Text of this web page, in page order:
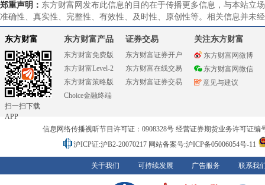
郑重声明： 东方财富网发布此信息的目的在于传播更多信息，与本站立
准确性、真实性、完整性、有效性、及时性、原创性等。相关信息并未
东方财富
扫一扫下载
APP
东方财富产品
东方财富免费版
东方财富Level-2
东方财富策略版
Choice金融终端
证券交易
东方财富证券开户
东方财富在线交易
东方财富证券交易
关注东方财富
东方财富网微博
东方财富网微信
意见与建议
信息网络传播视听节目许可证：0908328号 经营证券期货业务许可证编
沪ICP证:沪B2-20070217 网站备案号:沪ICP备05006054号-11
关于我们 可持续发展 广告服务 联系我